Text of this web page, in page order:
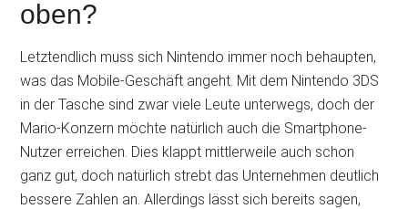
oben?
Letztendlich muss sich Nintendo immer noch behaupten,
was das Mobile-Geschäft angeht. Mit dem Nintendo 3DS
in der Tasche sind zwar viele Leute unterwegs, doch der
Mario-Konzern möchte natürlich auch die Smartphone-
Nutzer erreichen. Dies klappt mittlerweile auch schon
ganz gut, doch natürlich strebt das Unternehmen deutlich
bessere Zahlen an. Allerdings lässt sich bereits sagen,